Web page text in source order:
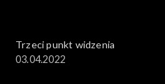
Trzeci punkt widzenia
03.04.2022